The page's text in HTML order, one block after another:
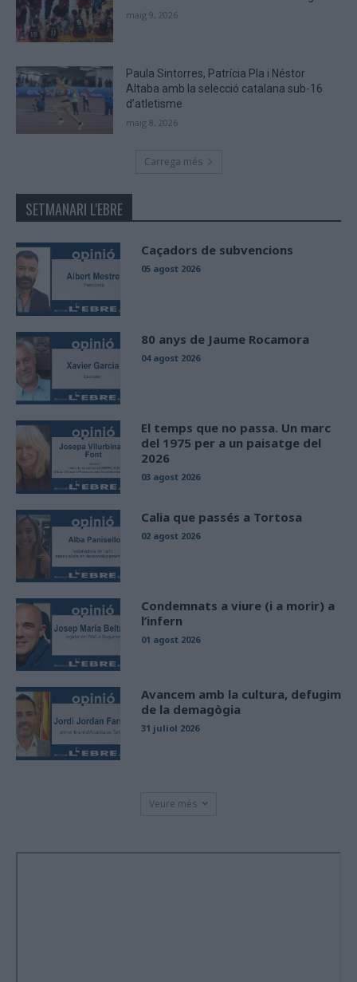
maig 9, 2026
Paula Sintorres, Patrícia Pla i Néstor
Altaba amb la selecció catalana sub-16
d’atletisme
maig 8, 2026
Carrega més
SETMANARI L'EBRE
Caçadors de subvencions
05 agost 2026
80 anys de Jaume Rocamora
04 agost 2026
El temps que no passa. Un marc
del 1975 per a un paisatge del
2026
03 agost 2026
Calia que passés a Tortosa
02 agost 2026
Condemnats a viure (i a morir) a
l’infern
01 agost 2026
Avancem amb la cultura, defugim
de la demagògia
31 juliol 2026
Veure més